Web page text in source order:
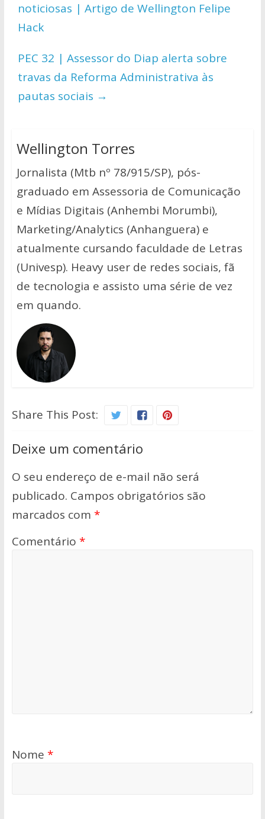
p
p
o n
noticiosas | Artigo de Wellington Felipe
Hack
PEC 32 | Assessor do Diap alerta sobre
travas da Reforma Administrativa às
pautas sociais →
Wellington Torres
Jornalista (Mtb nº 78/915/SP), pós-
graduado em Assessoria de Comunicação
e Mídias Digitais (Anhembi Morumbi),
Marketing/Analytics (Anhanguera) e
atualmente cursando faculdade de Letras
(Univesp). Heavy user de redes sociais, fã
de tecnologia e assisto uma série de vez
em quando.
Share This Post:
Deixe um comentário
O seu endereço de e-mail não será
publicado. Campos obrigatórios são
marcados com *
Comentário *
Nome *